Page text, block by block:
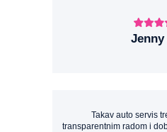
Jenny
Takav auto servis
transparentnim radom i